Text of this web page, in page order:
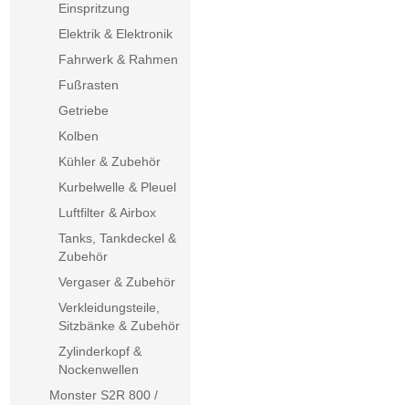
Einspritzung
Elektrik & Elektronik
Fahrwerk & Rahmen
Fußrasten
Getriebe
Kolben
Kühler & Zubehör
Kurbelwelle & Pleuel
Luftfilter & Airbox
Tanks, Tankdeckel &
Zubehör
Vergaser & Zubehör
Verkleidungsteile,
Sitzbänke & Zubehör
Zylinderkopf &
Nockenwellen
Monster S2R 800 /